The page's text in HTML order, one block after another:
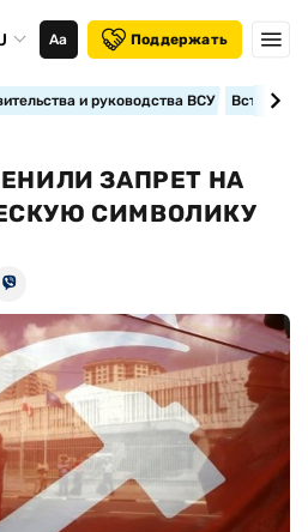
Аа Поддержать
и руководства ВСУ
ЗАПРЕТ НА
СИМВОЛИКУ